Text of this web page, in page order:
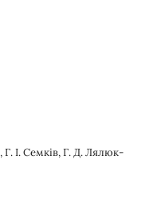
Г. І. Семків, Г. Д. Лялюк-